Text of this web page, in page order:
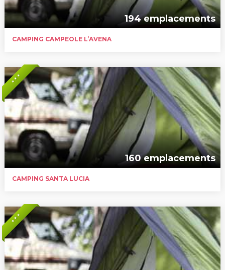
194 emplacements
CAMPING CAMPEOLE L’AVENA
* * *
160 emplacements
CAMPING SANTA LUCIA
* * *